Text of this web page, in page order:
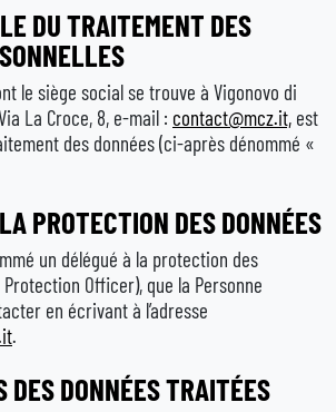
DU TRAITEMENT DES
le siège social se trouve à Vigonovo di
La Croce, 8, e-mail : contact@mcz.it, est
des données (ci-après dénommé «
PROTECTION DES DONNÉES
un délégué à la protection des
Protection Officer), que la Personne
en écrivant à l’adresse
.
DES DONNÉES TRAITÉES